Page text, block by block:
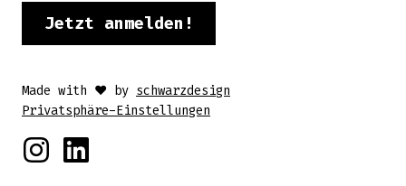
Jetzt anmelden!
Made with ♥ by schwarzdesign
Privatsphäre-Einstellungen
InstagramLinkedin